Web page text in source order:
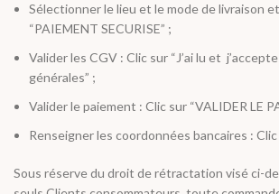
Sélectionner le lieu et le mode de livraison
“PAIEMENT SECURISE” ;
Valider les CGV : Clic sur “J’ai lu et
générales” ;
Valider le paiement : Clic sur “VALIDER LE
Renseigner les coordonnées bancaires : Clic
Sous réserve du droit de rétractation visé ci-